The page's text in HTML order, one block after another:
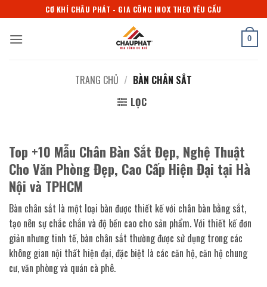
qua
CƠ KHÍ CHÂU PHÁT - GIA CÔNG INOX THEO YÊU CẦU
0
TRANG CHỦ / BÀN CHÂN SẮT
LỌC
Top +10 Mẫu Chân Bàn Sắt Đẹp, Nghệ Thuật
Cho Văn Phòng Đẹp, Cao Cấp Hiện Đại tại Hà
Nội và TPHCM
Bàn chân sắt là một loại bàn được thiết kế với chân bàn bằng sắt,
tạo nên sự chắc chắn và độ bền cao cho sản phẩm. Với thiết kế đơn
giản nhưng tinh tế, bàn chân sắt thường được sử dụng trong các
không gian nội thất hiện đại, đặc biệt là các căn hộ, căn hộ chung
cư, văn phòng và quán cà phê.